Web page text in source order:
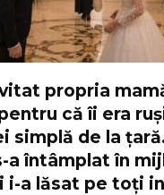
propria
că îi era
simplă de la
a întâmplat în
i-a lăsat pe toți